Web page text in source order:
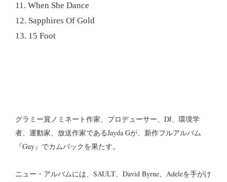
11. When She Dance
12. Sapphires Of Gold
13. 15 Foot
グラミー賞ノミネート作家、プロデューサー、DJ、環境学
者、運動家、放送作家であるJayda Gが、新作フルアルバム
『Guy』でカムバックを果たす。
ニュー・アルバムには、SAULT、David Byrne、Adeleを手がけ